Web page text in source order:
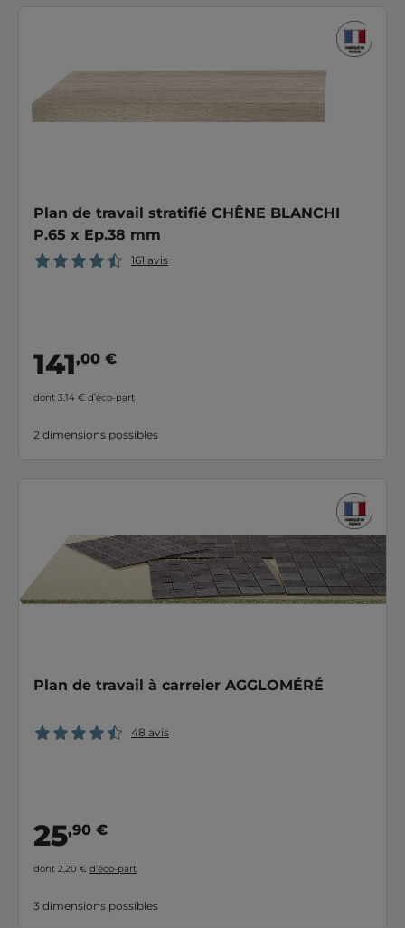
Plan de travail stratifié CHÊNE BLANCHI
P.65 x Ep.38 mm
161 avis
141,00 €
dont 3,14 € d’éco-part
2 dimensions possibles
Plan de travail à carreler AGGLOMÉRÉ
48 avis
25,90 €
dont 2,20 € d’éco-part
3 dimensions possibles